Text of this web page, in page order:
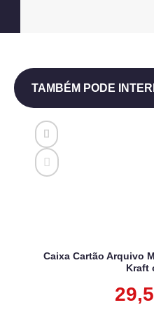
TAMBÉM PODE
Caixa Cartão Arquivo
Kraft